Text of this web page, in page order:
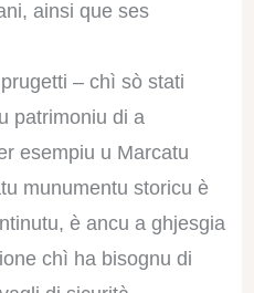
, ainsi que ses
– chì sò stati
patrimoniu di a
esempiu u Marcatu
munumentu storicu è
è ancu a ghjesgia
chì ha bisognu di